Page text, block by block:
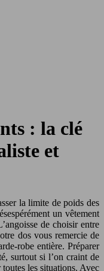
: la clé
et
un vêtement
de choisir entre
dos vous remercie de
robe entière. Préparer
surtout si l’on craint de
les situations. Avec